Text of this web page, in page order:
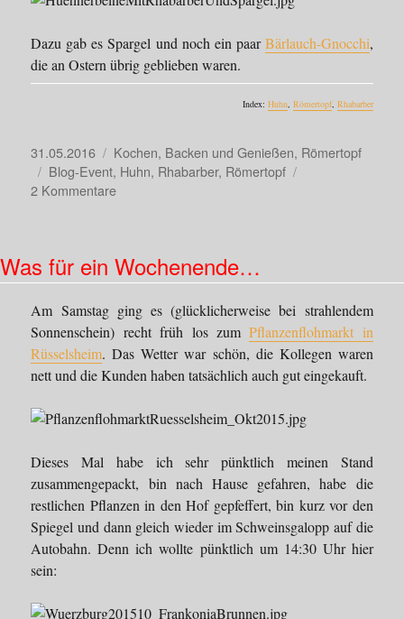
Dazu gab es Spargel und noch ein paarBärlauch-Gnocchi,
die an Ostern übrig geblieben waren.
Index: Huhn, Römertopf, Rhabarber
Veröffentlicht
am
31.05.2016 Kategorien
Kochen, Backen und Genießen, Römertopf
Schlagwörter
Blog-Event, Huhn, Rhabarber, Römertopf
2 Kommentarezu
Was für ein Wochenende…
Am Samstag ging es (glücklicherweise bei strahlendem
Sonnenschein) recht früh los zumPflanzenflohmarkt in
Rüsselsheim. Das Wetter war schön, die Kollegen waren
nett und die Kunden haben tatsächlich auch gut eingekauft.
Dieses Mal habe ich sehr pünktlich meinen Stand
zusammengepackt, bin nach Hause gefahren, habe die
restlichen Pflanzen in den Hof gepfeffert, bin kurz vor den
Spiegel und dann gleich wieder im Schweinsgalopp auf die
Autobahn. Denn ich wollte pünktlich um 14:30 Uhr hier
sein: